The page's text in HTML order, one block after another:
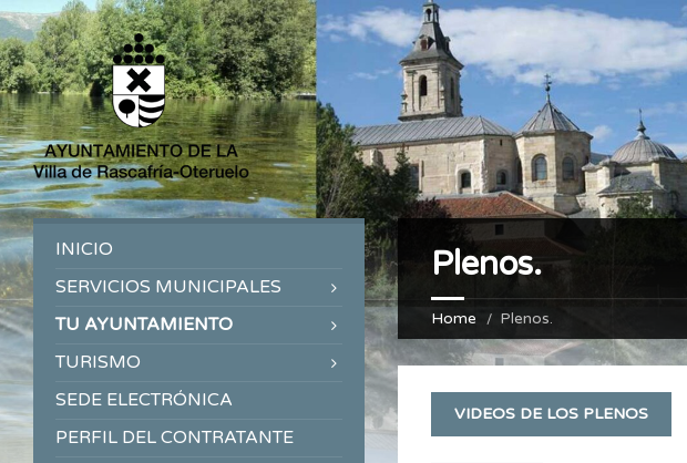
Plenos.
Home Plenos.
VIDEOS DE LOS PLENOS
INICIO
SERVICIOS MUNICIPALES
TU AYUNTAMIENTO
TURISMO
SEDE ELECTRÓNICA
PERFIL DEL CONTRATANTE